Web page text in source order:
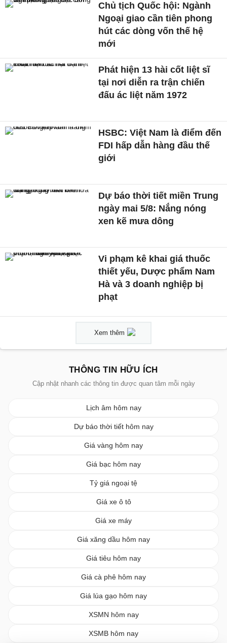
Chủ tịch Quốc hội: Ngành
Ngoại giao cần tiên phong
hút các dòng vốn thế hệ
mới
Phát hiện 13 hài cốt liệt sĩ
tại nơi diễn ra trận chiến
đấu ác liệt năm 1972
HSBC: Việt Nam là điểm đến
FDI hấp dẫn hàng đầu thế
giới
Dự báo thời tiết miền Trung
ngày mai 5/8: Nắng nóng
xen kẽ mưa dông
Vi phạm kê khai giá thuốc
thiết yếu, Dược phẩm Nam
Hà và 3 doanh nghiệp bị
phạt
Xem thêm
THÔNG TIN HỮU ÍCH
Cập nhật nhanh các thông tin được quan tâm mỗi ngày
Lịch âm hôm nay
Dự báo thời tiết hôm nay
Giá vàng hôm nay
Giá bạc hôm nay
Tỷ giá ngoại tệ
Giá xe ô tô
Giá xe máy
Giá xăng dầu hôm nay
Giá tiêu hôm nay
Giá cà phê hôm nay
Giá lúa gạo hôm nay
XSMN hôm nay
XSMB hôm nay